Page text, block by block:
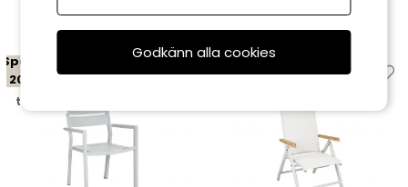
Spara
20%
till 16/8
Spara
20%
Godkänn alla cookies